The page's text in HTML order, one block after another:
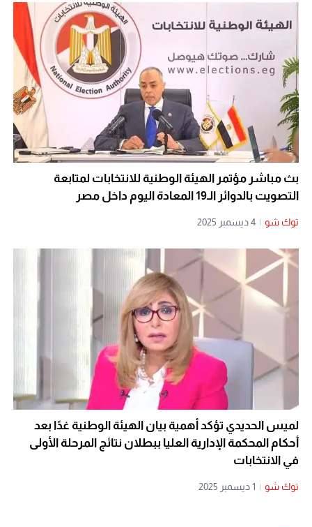
بث مباشر مؤتمر الهيئة الوطنية للانتخابات لمتابعة
التصويت بالدوائر الـ19 المعادة اليوم داخل مصر
توك شو | 4 ديسمبر 2025
لميس الحديدي تؤكد أهمية بيان الهيئة الوطنية غدًا بعد
أحكام المحكمة الإدارية العليا ببطلان نتائج المرحلة الأولى
في الانتخابات
توك شو | 1 ديسمبر 2025